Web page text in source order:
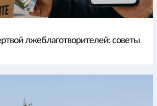
лжеблаготворителей: советы